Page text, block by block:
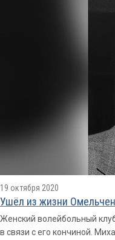
19 октября 2020
Ушёл из жизни
Женский волейбольный
в связи с его кончиной.